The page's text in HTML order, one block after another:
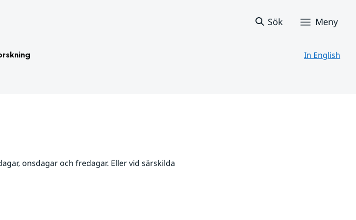
Sök Meny
In English
onsdagar och fredagar. Eller vid särskilda